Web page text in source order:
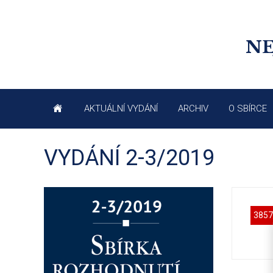
AKTUÁLNÍ VYDÁNÍ ARCHIV O SBÍRCE
VYDÁNÍ 2-3/2019